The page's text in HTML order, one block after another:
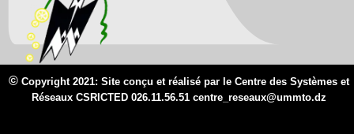
© Copyright 2021: Site conçu et réalisé par le Centre des Systèmes et
Réseaux CSRICTED 026.11.56.51 centre_reseaux@ummto.dz